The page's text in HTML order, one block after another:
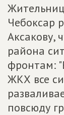
Чебоксар
Аксакову,
района
фронтам:
ЖКХ все
повсюду